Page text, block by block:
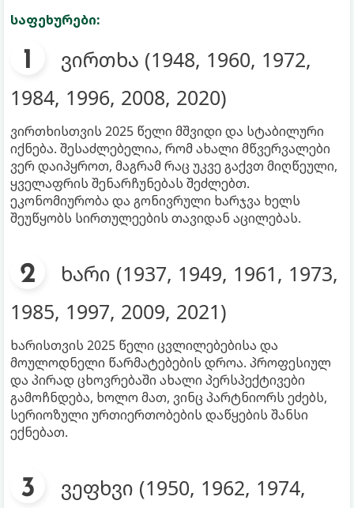
საფეხურები:
ვირთხა (1948, 1960, 1972,
1984, 1996, 2008, 2020)
ვირთხისთვის 2025 წელი მშვიდი და სტაბილური
იქნება. შესაძლებელია, რომ ახალი მწვერვალები
ვერ დაიპყროთ, მაგრამ რაც უკვე გაქვთ მიღწეული,
ყველაფრის შენარჩუნებას შეძლებთ.
ეკონომიურობა და გონივრული ხარჯვა ხელს
შეუწყობს სირთულეების თავიდან აცილებას.
ხარი (1937, 1949, 1961, 1973,
1985, 1997, 2009, 2021)
ხარისთვის 2025 წელი ცვლილებებისა და
მოულოდნელი წარმატებების დროა. პროფესიულ
და პირად ცხოვრებაში ახალი პერსპექტივები
გამოჩნდება, ხოლო მათ, ვინც პარტნიორს ეძებს,
სერიოზული ურთიერთობების დაწყების შანსი
ექნებათ.
ვეფხვი (1950, 1962, 1974,